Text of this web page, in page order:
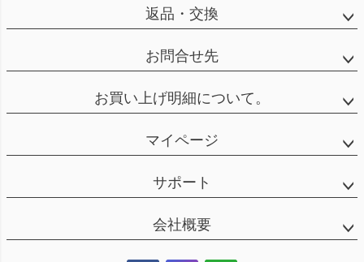
返品・交換
お問合せ先
お買い上げ明細について。
マイページ
サポート
会社概要